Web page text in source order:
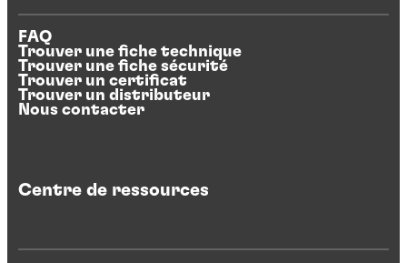
FAQ
Trouver une fiche technique
Trouver une fiche sécurité
Trouver un certificat
Trouver un distributeur
Nous contacter
Centre de ressources